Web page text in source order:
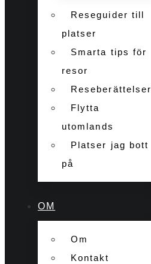
Reseguider till
platser
Smarta tips för
resor
Reseberättelser
Flytta
utomlands
Platser jag bott
på
OM
Om
Kontakt